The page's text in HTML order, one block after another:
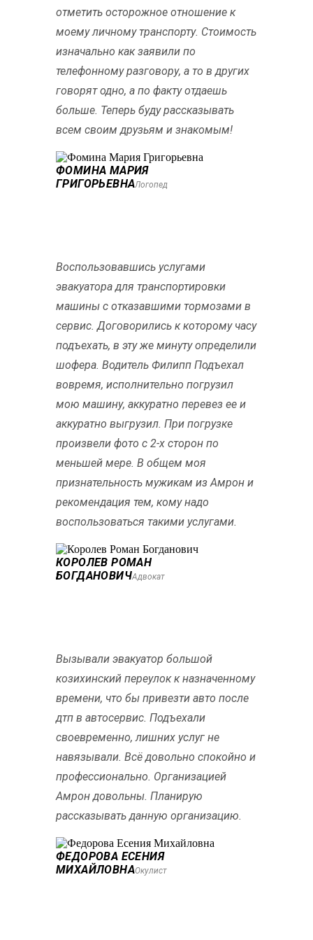
отметить осторожное отношение к
моему личному транспорту. Стоимость
изначально как заявили по
телефонному разговору, а то в других
говорят одно, а по факту отдаешь
больше. Теперь буду рассказывать
всем своим друзьям и знакомым!
ФОМИНА МАРИЯ
ГРИГОРЬЕВНАЛогопед
Воспользовавшись услугами
эвакуатора для транспортировки
машины с отказавшими тормозами в
сервис. Договорились к которому часу
подъехать, в эту же минуту определили
шофера. Водитель Филипп Подъехал
вовремя, исполнительно погрузил
мою машину, аккуратно перевез ее и
аккуратно выгрузил. При погрузке
произвели фото с 2-х сторон по
меньшей мере. В общем моя
признательность мужикам из Амрон и
рекомендация тем, кому надо
воспользоваться такими услугами.
КОРОЛЕВ РОМАН
БОГДАНОВИЧАдвокат
Вызывали эвакуатор большой
козихинский переулок к назначенному
времени, что бы привезти авто после
дтп в автосервис. Подъехали
своевременно, лишних услуг не
навязывали. Всё довольно спокойно и
профессионально. Организацией
Амрон довольны. Планирую
рассказывать данную организацию.
ФЕДОРОВА ЕСЕНИЯ
МИХАЙЛОВНАОкулист